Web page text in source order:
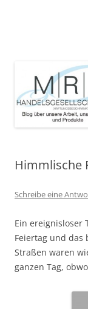
Himmlische
Schreibe eine
Ein ereignisloser
Feiertag und das
Straßen waren
ganzen Tag,